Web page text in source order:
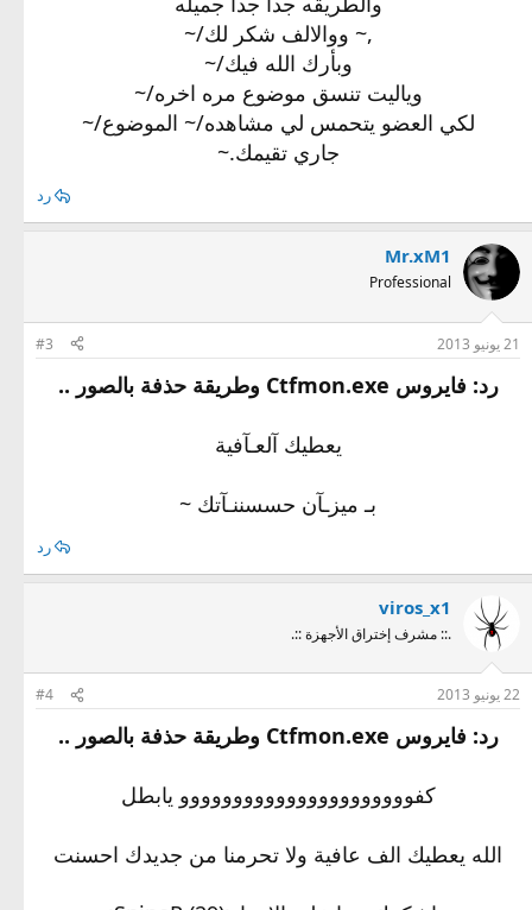
,~ ووالالف شكر لك/~
وبأرك الله فيك/~
وياليت تنسق موضوع مره اخره/~
لكي العضو يتحمس لي مشاهده/~ الموضوع/~
جاري تقيمك.~
رد
Mr.xM1
Professional
21 يونيو 2013 #3
رد: فايروس Ctfmon.exe وطريقة حذفة بالصور ..
يعطيك آلعـآفية
بـ ميزـآن حسسننـآتك ~
رد
viros_x1
.:: مشرف إختراق الأجهزة ::.
22 يونيو 2013 #4
رد: فايروس Ctfmon.exe وطريقة حذفة بالصور ..
كفوووووووووووووووووووووو يابطل
الله يعطيك الف عافية ولا تحرمنا من جديدك احسنت